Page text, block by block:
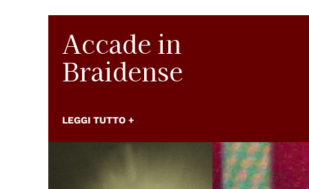
Accade in
Braidense
LEGGI TUTTO +